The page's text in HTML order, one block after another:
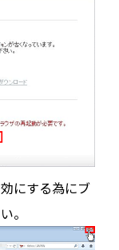
にする為にブ
。